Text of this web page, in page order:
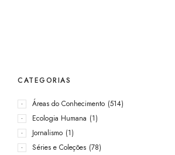
CATEGORIAS
Áreas do Conhecimento (514)
Ecologia Humana (1)
Jornalismo (1)
Séries e Coleções (78)